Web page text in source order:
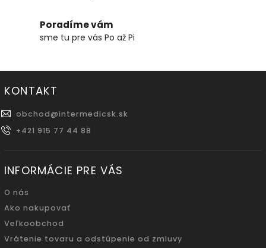
Poradíme vám
sme tu pre vás Po až Pi
KONTAKT
obchod@intermedicsk.sk
+421 915 77 44 88
INFORMÁCIE PRE VÁS
O nás
Ako nakupovať
Veľkoobchod
Vrátenie tovaru a odstúpenie od zmluvy